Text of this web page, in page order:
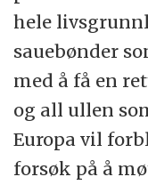
hele
sauebønder
med å få en
og all ullen
Europa vil
forsøk på å